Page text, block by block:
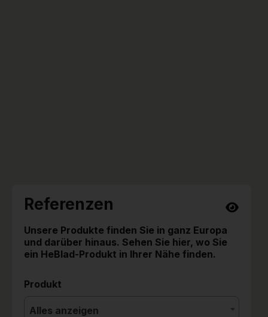
Referenzen
Unsere Produkte finden Sie in ganz Europa
und darüber hinaus. Sehen Sie hier, wo Sie
ein HeBlad-Produkt in Ihrer Nähe finden.
Produkt
Alles anzeigen